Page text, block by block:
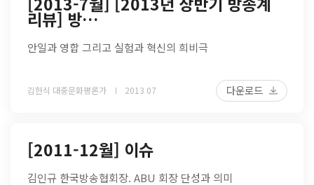
리뷰] 방…
안일과 영합 그리고 실험과 혁신의 희비극
김헌식 대중문화평론가 2013 07 다운로드
[2011-12월] 이슈
김인규 한국방송협회장. ABU 회장 단성과 의미